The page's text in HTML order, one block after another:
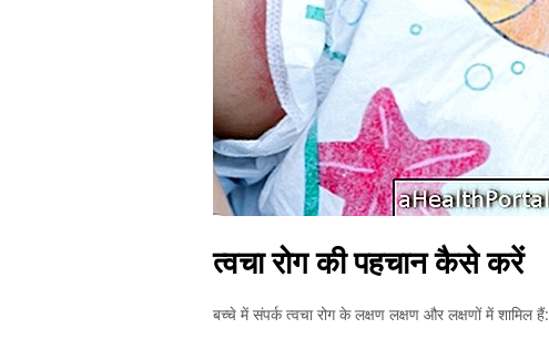
त्वचा रोग की पहचान कैसे करें
बच्चे में संपर्क त्वचा रोग के लक्षण लक्षण और लक्षणों में शामिल हैं: